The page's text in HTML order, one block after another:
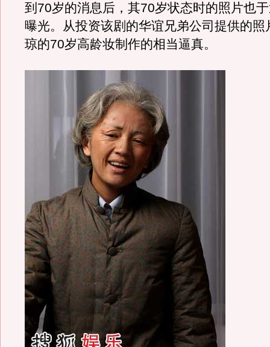
到70岁的消息后，其70岁状态时的照片也
曝光。从投资该剧的华谊兄弟公司提供的照
琼的70岁高龄妆制作的相当逼真。